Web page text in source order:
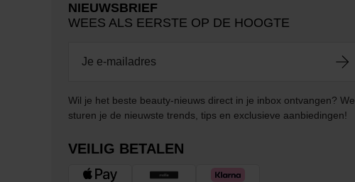
NIEUWSBRIEF
WEES ALS EERSTE OP DE HOOGTE
Wil je het beste beauty-nieuws direct in je inbox ontvangen? We
sturen je de nieuwste trends, tips en exclusieve aanbiedingen!
VEILIG BETALEN